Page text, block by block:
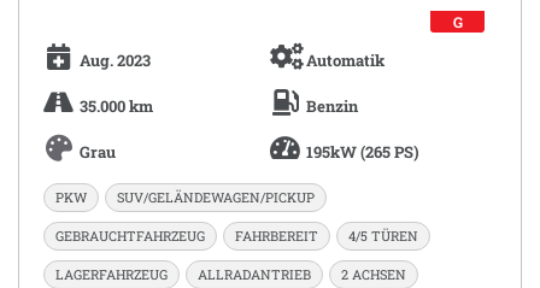
Aug. 2023 Automatik
35.000 km Benzin
Grau 195kW (265 PS)
G
PKW SUV/GELÄNDEWAGEN/PICKUP
GEBRAUCHTFAHRZEUG FAHRBEREIT 4/5 TÜREN
LAGERFAHRZEUG ALLRADANTRIEB 2 ACHSEN